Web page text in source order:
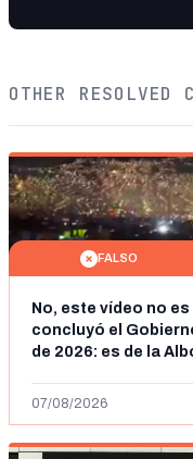
OTHER RESOLVED
FALSO
No, este vídeo no
concluyó el
de 2026: es de la
07/08/2026